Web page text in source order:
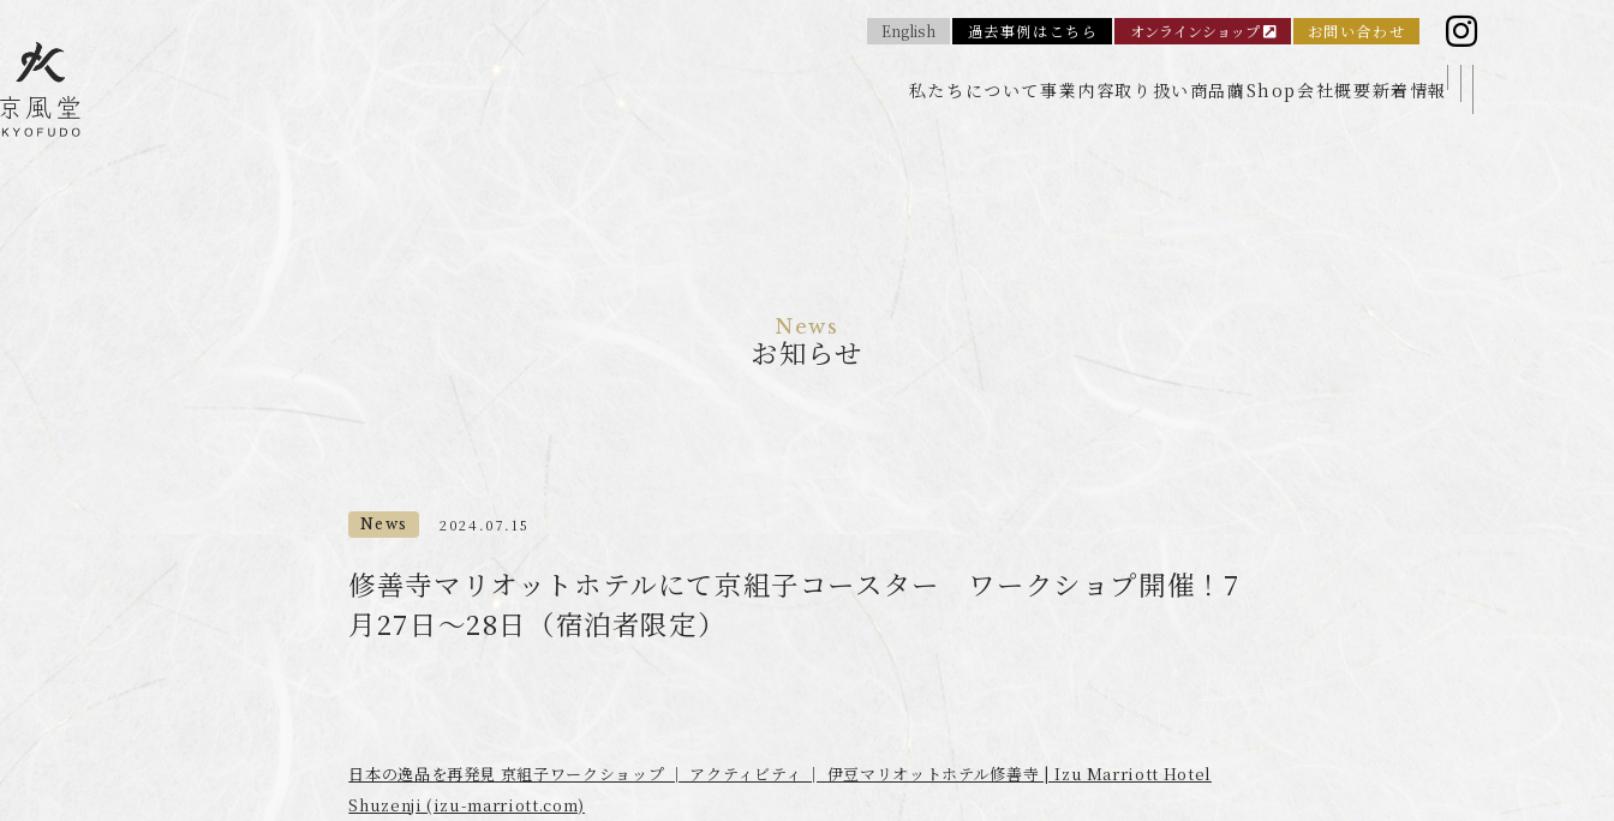
English 過去事例はこちら オンラインショップ お問い合わせ
私たちについて事業内容取り扱い商品繭Shop 会社概要新着情報
お知らせ
News 2024.07.15
修善寺マリオットホテルにて京組子コースター ワークショプ開催！7
月27日～28日（宿泊者限定）
日本の逸品を再発見 京組子ワークショップ │ アクティビティ │ 伊豆マリオットホテル修善寺 | Izu Marriott Hotel
Shuzenji (izu-marriott.com)